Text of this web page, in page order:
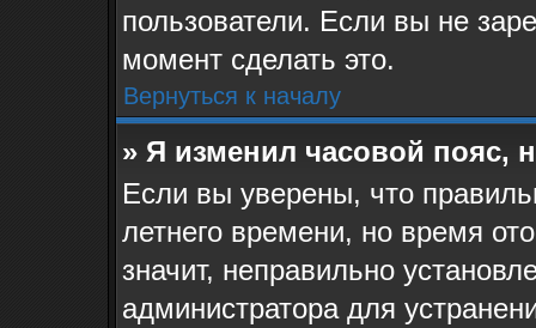
пользователи. Если вы не
момент сделать это.
Вернуться к началу
» Я изменил часовой пояс,
Если вы уверены, что
летнего времени, но время
значит, неправильно
администратора для